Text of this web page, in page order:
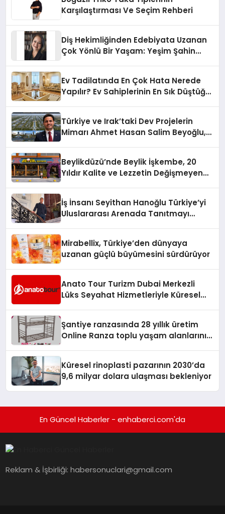
Karşılaştırması Ve Seçim Rehberi
Diş Hekimliğinden Edebiyata Uzanan
Çok Yönlü Bir Yaşam: Yeşim Şahin
Ev Tadilatında En Çok Hata Nerede
Yapılır? Ev Sahiplerinin En Sık Düştüğü
Türkiye ve Irak’taki Dev Projelerin
Mimarı Ahmet Hasan Salim Beyoğlu,
Hayata Geçirecek
Beylikdüzü’nde Beylik İşkembe, 20
Yıldır Kalite ve Lezzetin Değişmeyen
İş İnsanı Seyithan Hanoğlu Türkiye’yi
Uluslararası Arenada Tanıtmayı
Mirabellix, Türkiye’den dünyaya
uzanan güçlü büyümesini sürdürüyor
Anato Tour Turizm Dubai Merkezli
Lüks Seyahat Hizmetleriyle Küresel
Şantiye ranzasında 28 yıllık üretim
Online Ranza toplu yaşam alanlarını
Küresel rinoplasti pazarının 2030’da
9,6 milyar dolara ulaşması bekleniyor
En Güncel Haberler - enhaberci.com'da
Reklam & İşbirliği:habersonuclari@gmail.com